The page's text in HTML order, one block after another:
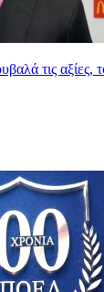
τις αξίες,